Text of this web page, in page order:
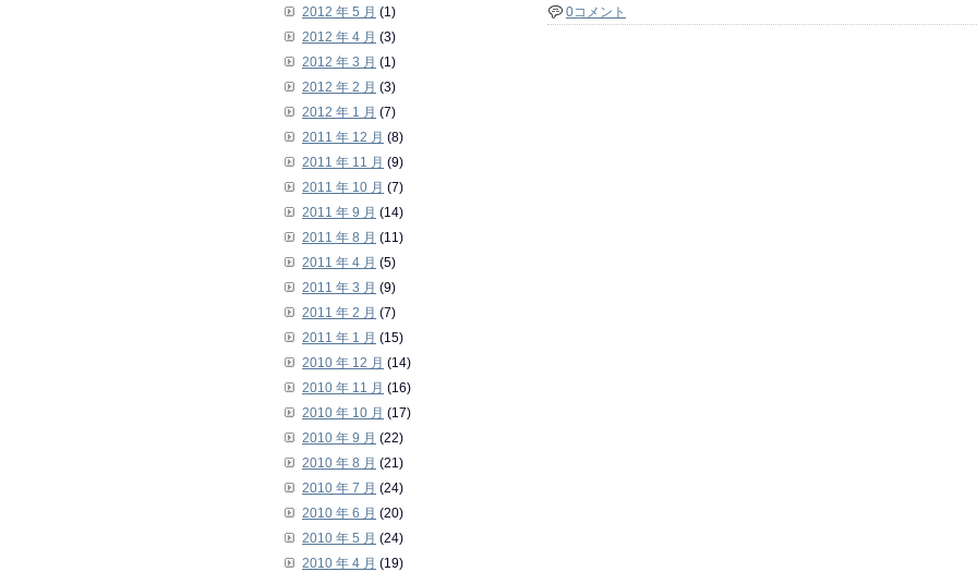
0コメント
2012 年 5 月 (1)
2012 年 4 月 (3)
2012 年 3 月 (1)
2012 年 2 月 (3)
2012 年 1 月 (7)
2011 年 12 月 (8)
2011 年 11 月 (9)
2011 年 10 月 (7)
2011 年 9 月 (14)
2011 年 8 月 (11)
2011 年 4 月 (5)
2011 年 3 月 (9)
2011 年 2 月 (7)
2011 年 1 月 (15)
2010 年 12 月 (14)
2010 年 11 月 (16)
2010 年 10 月 (17)
2010 年 9 月 (22)
2010 年 8 月 (21)
2010 年 7 月 (24)
2010 年 6 月 (20)
2010 年 5 月 (24)
2010 年 4 月 (19)